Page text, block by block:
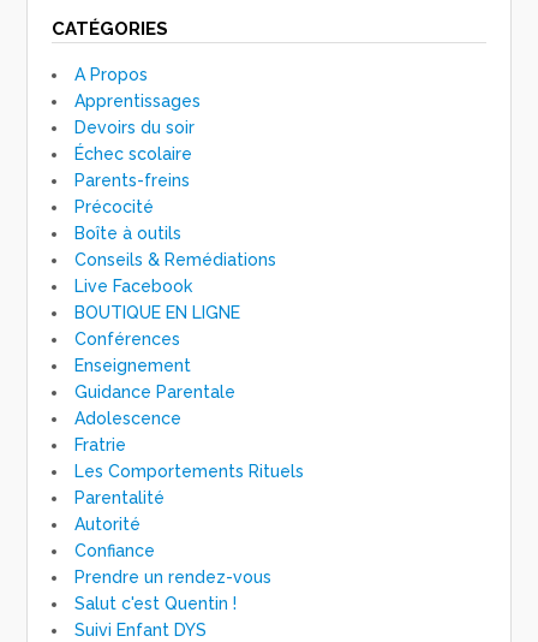
CATÉGORIES
A Propos
Apprentissages
Devoirs du soir
Échec scolaire
Parents-freins
Précocité
Boîte à outils
Conseils & Remédiations
Live Facebook
BOUTIQUE EN LIGNE
Conférences
Enseignement
Guidance Parentale
Adolescence
Fratrie
Les Comportements Rituels
Parentalité
Autorité
Confiance
Prendre un rendez-vous
Salut c'est Quentin !
Suivi Enfant DYS